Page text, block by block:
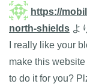
https://
north-shields よ
I really like your
make this
to do it for you?